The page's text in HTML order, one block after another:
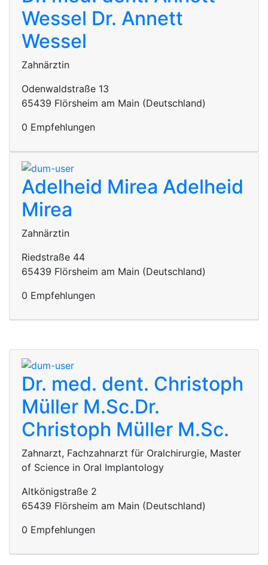
Wessel Dr. Annett
Wessel
Zahnärztin
Odenwaldstraße 13
65439 Flörsheim am Main (Deutschland)
0 Empfehlungen
Adelheid Mirea Adelheid
Mirea
Zahnärztin
Riedstraße 44
65439 Flörsheim am Main (Deutschland)
0 Empfehlungen
Dr. med. dent. Christoph
Müller M.Sc.Dr.
Christoph Müller M.Sc.
Zahnarzt, Fachzahnarzt für Oralchirurgie, Master
of Science in Oral Implantology
Altkönigstraße 2
65439 Flörsheim am Main (Deutschland)
0 Empfehlungen